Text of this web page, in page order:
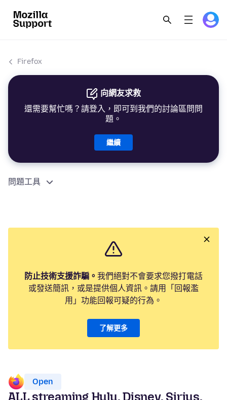
Firefox
向網友求救
還需要幫忙嗎？請登入，即可到我們的討論區問問
題。
繼續
問題工具
防止技術支援詐騙。 我們絕對不會要求您撥打電話
或發送簡訊，或是提供個人資訊。請用「回報濫
用」功能回報可疑的行為。
了解更多
Open
ALL streaming Hulu, Disney, Sirius,